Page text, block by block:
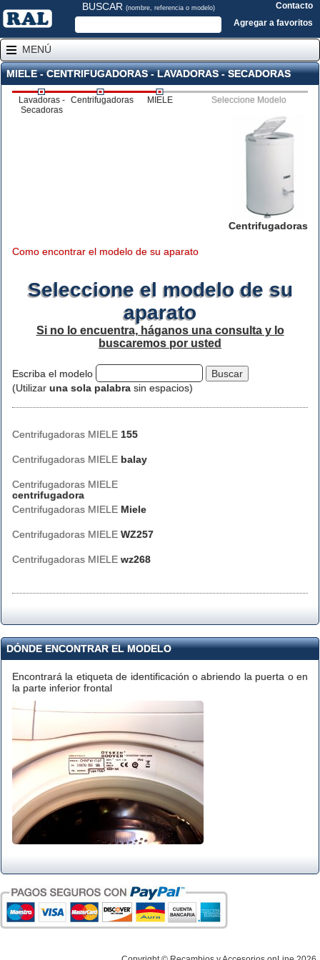
BUSCAR (nombre, referencia o modelo)
Contacto
Agregar a favoritos
MENÚ
MIELE - CENTRIFUGADORAS - LAVADORAS - SECADORAS
Lavadoras -
Secadoras
Centrifugadoras MIELE Seleccione Modelo
Centrifugadoras
Como encontrar el modelo de su aparato
Seleccione el modelo de su
aparato
Si no lo encuentra, háganos una consulta y lo
buscaremos por usted
Escriba el modelo
(Utilizar una sola palabra sin espacios)
Centrifugadoras MIELE 155
Centrifugadoras MIELE balay
Centrifugadoras MIELE
centrifugadora
Centrifugadoras MIELE Miele
Centrifugadoras MIELE WZ257
Centrifugadoras MIELE wz268
DÓNDE ENCONTRAR EL MODELO
Encontrará la etiqueta de identificación o abriendo la puerta o en
la parte inferior frontal